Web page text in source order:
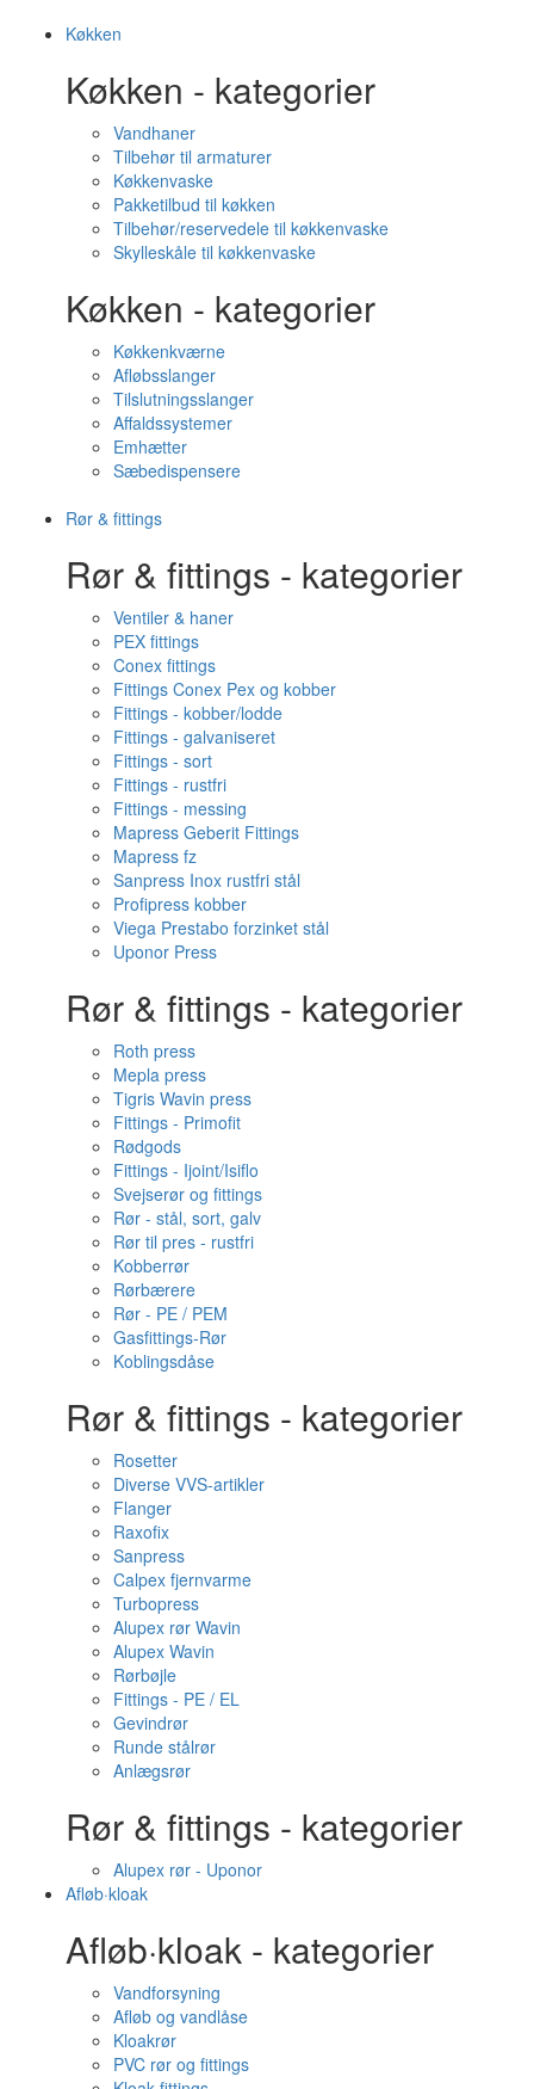
Køkken
Køkken - kategorier
Vandhaner
Tilbehør til armaturer
Køkkenvaske
Pakketilbud til køkken
Tilbehør/reservedele til køkkenvaske
Skylleskåle til køkkenvaske
Køkken - kategorier
Køkkenkværne
Afløbsslanger
Tilslutningsslanger
Affaldssystemer
Emhætter
Sæbedispensere
Rør & fittings
Rør & fittings - kategorier
Ventiler & haner
PEX fittings
Conex fittings
Fittings Conex Pex og kobber
Fittings - kobber/lodde
Fittings - galvaniseret
Fittings - sort
Fittings - rustfri
Fittings - messing
Mapress Geberit Fittings
Mapress fz
Sanpress Inox rustfri stål
Profipress kobber
Viega Prestabo forzinket stål
Uponor Press
Rør & fittings - kategorier
Roth press
Mepla press
Tigris Wavin press
Fittings - Primofit
Rødgods
Fittings - Ijoint/Isiflo
Svejserør og fittings
Rør - stål, sort, galv
Rør til pres - rustfri
Kobberrør
Rørbærere
Rør - PE / PEM
Gasfittings-Rør
Koblingsdåse
Rør & fittings - kategorier
Rosetter
Diverse VVS-artikler
Flanger
Raxofix
Sanpress
Calpex fjernvarme
Turbopress
Alupex rør Wavin
Alupex Wavin
Rørbøjle
Fittings - PE / EL
Gevindrør
Runde stålrør
Anlægsrør
Rør & fittings - kategorier
Alupex rør - Uponor
Afløb·kloak
Afløb·kloak - kategorier
Vandforsyning
Afløb og vandlåse
Kloakrør
PVC rør og fittings